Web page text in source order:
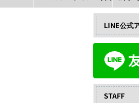
LINE公式
STAFF